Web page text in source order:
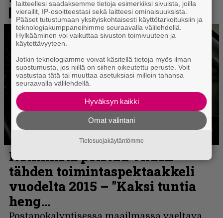
laitteellesi saadaksemme tietoja esimerkiksi sivuista, joilla
vierailit, IP-osoitteestasi sekä laitteesi ominaisuuksista.
Pääset tutustumaan yksityiskohtaisesti käyttötarkoituksiin ja
teknologiakumppaneihimme seuraavalla välilehdellä.
Hylkääminen voi vaikuttaa sivuston toimivuuteen ja
käytettävyyteen.
Jotkin teknologiamme voivat käsitellä tietoja myös ilman
suostumusta, jos niillä on siihen oikeutettu peruste. Voit
vastustaa tätä tai muuttaa asetuksiasi milloin tahansa
seuraavalla välilehdellä.
Hyväksyn kaikki
Omat valintani
Tietosuojakäytäntömme